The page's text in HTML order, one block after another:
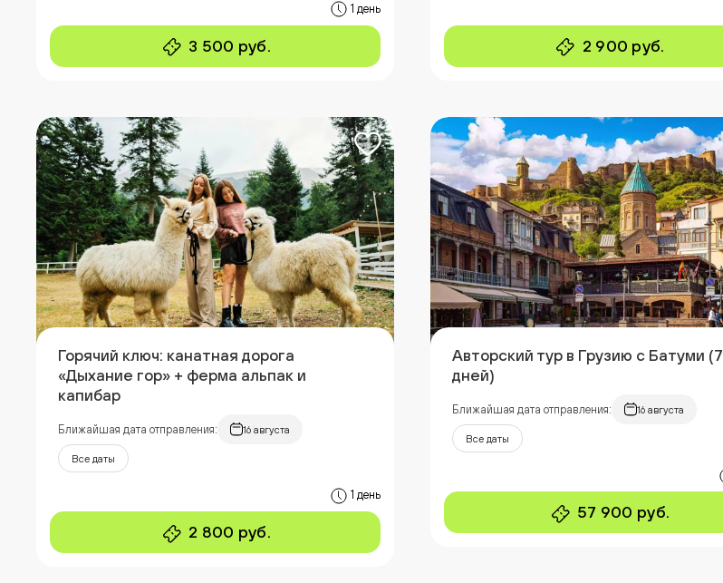
1 день
3 500 руб. 2 900 руб.
Горячий ключ: канатная дорога
«Дыхание гор» + ферма альпак и
капибар
Ближайшая дата отправления: 16 августа
Все даты
1 день
2 800 руб.
Авторский тур в Грузию с Батуми (7
дней)
Ближайшая дата отправления: 16 августа
Все даты
57 900 руб.